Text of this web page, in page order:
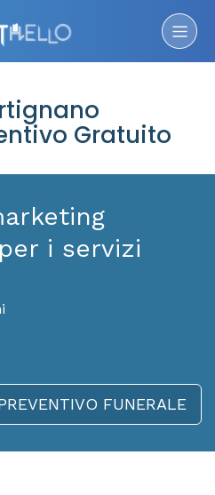
Gratuito
i servizi
FUNERALE